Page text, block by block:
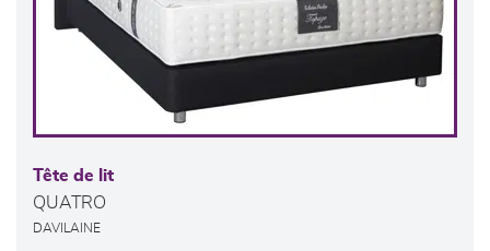
Tête de lit
QUATRO
DAVILAINE